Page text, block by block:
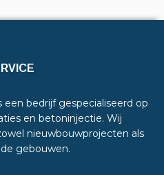
bedrijf gespecialiseerd op
en betoninjectie. Wij
nieuwbouwprojecten als
gebouwen.